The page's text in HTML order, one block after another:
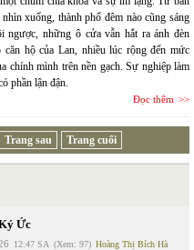
xuống, thành phố đêm nào cũng sáng
ngược, những ô cửa vẫn hắt ra ánh đèn
căn hộ của Lan, nhiều lúc rộng đến mức
chính mình trên nền gạch. Sự nghiệp làm
phần lận đận.
Đọc thêm
Trang sau Trang cuối
Ức
12:47 SA (Xem: 97) Hoàng Thị Bích Hà